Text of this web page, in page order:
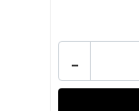
-